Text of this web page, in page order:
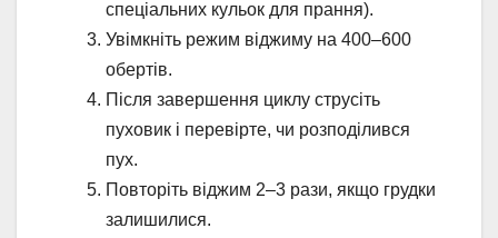
спеціальних кульок для прання).
Увімкніть режим віджиму на 400–600
обертів.
Після завершення циклу струсіть
пуховик і перевірте, чи розподілився
пух.
Повторіть віджим 2–3 рази, якщо грудки
залишилися.